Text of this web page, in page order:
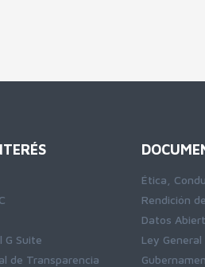
G Suite
de Transparencia
Ética,
Rendición
Datos
Ley